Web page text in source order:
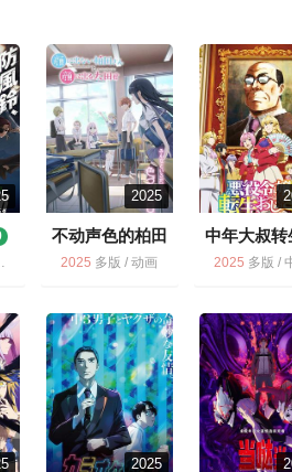
2025
不动声色的柏田
小姐与喜形于色
2025 多版 / 动画
中年大叔转
派千金
2025 多版 / 中年大叔转生反派千金 /
2025